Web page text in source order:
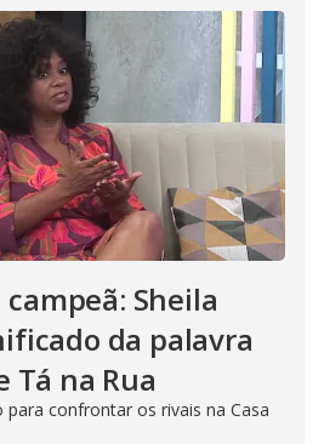
Sheila
da palavra
Tá na Rua
confrontar os rivais na Casa